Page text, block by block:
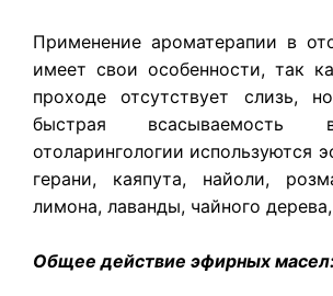
Применение ароматерапии в
имеет свои особенности, так
проходе отсутствует слизь,
быстрая всасываемость
отоларингологии используются
герани, каяпута, найоли,
лимона, лаванды, чайного
Общее действие эфирных